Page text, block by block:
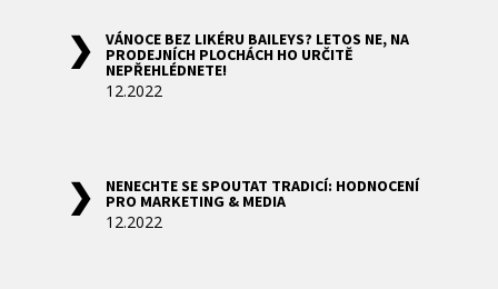
VÁNOCE BEZ LIKÉRU BAILEYS? LETOS NE, NA
PRODEJNÍCH PLOCHÁCH HO URČITĚ
NEPŘEHLÉDNETE!
12.2022
NENECHTE SE SPOUTAT TRADICÍ: HODNOCENÍ
PRO MARKETING & MEDIA
12.2022